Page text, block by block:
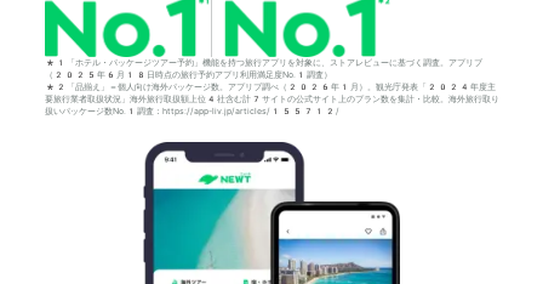
*1「ホテル・パッケージツアー予約」機能を持つ旅行アプリを対象に、ストアレビューに基づく調査。アプリブ
（2025年6月18日時点の旅行予約アプリ利用満足度No.1調査）
*2「品揃え」＝個人向け海外パッケージ数。アプリブ調べ（2026年1月）。観光庁発表「2024年度主
要旅行業者取扱状況」海外旅行取扱額上位4社含む計7サイトの公式サイト上のプラン数を集計・比較。海外旅行取り
扱いパッケージ数No.1調査：https://app-liv.jp/articles/155712/